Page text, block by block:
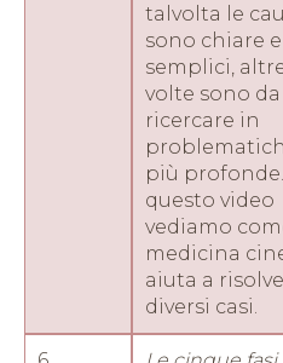
talvolta le
sono chiare e
semplici,
volte sono da
ricercare in
più
questo video
vediamo
medicina
aiuta a
diversi casi.